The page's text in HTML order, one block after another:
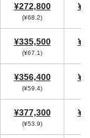
¥272,800
(¥68.2)
¥335,500
(¥67.1)
¥356,400
(¥59.4)
¥377,300
(¥53.9)